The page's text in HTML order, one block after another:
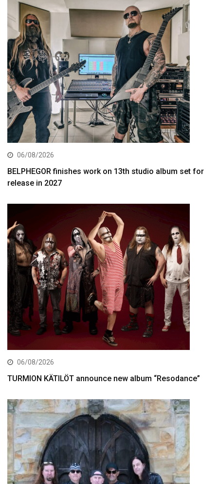
06/08/2026
BELPHEGOR finishes work on 13th studio album set for
release in 2027
06/08/2026
TURMION KÄTILÖT announce new album “Resodance”